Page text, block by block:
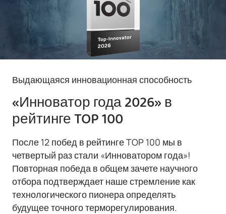
Выдающаяся инновационная способность
«Инноватор года 2026» в
рейтинге TOP 100
После 12 побед в рейтинге TOP 100 мы в
четвертый раз стали «Инноватором года»!
Повторная победа в общем зачете научного
отбора подтверждает наше стремление как
технологического пионера определять
будущее точного терморегулирования.